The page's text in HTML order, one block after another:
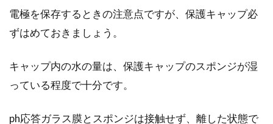
電極を保存するときの注意点ですが、保護キャップ必
ずはめておきましょう。
キャップ内の水の量は、保護キャップのスポンジが湿
っている程度で十分です。
ph応答ガラス膜とスポンジは接触せず、離した状態で